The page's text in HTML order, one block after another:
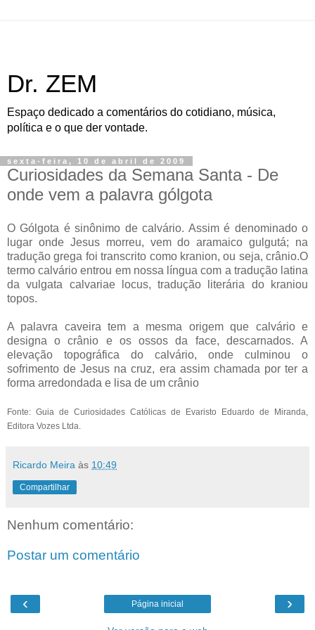
Dr. ZEM
Espaço dedicado a comentários do cotidiano, música,
política e o que der vontade.
sexta-feira, 10 de abril de 2009
Curiosidades da Semana Santa - De
onde vem a palavra gólgota
O Gólgota é sinônimo de calvário. Assim é denominado o
lugar onde Jesus morreu, vem do aramaico gulgutá; na
tradução grega foi transcrito como kranion, ou seja, crânio.O
termo calvário entrou em nossa língua com a tradução latina
da vulgata calvariae locus, tradução literária do kraniou
topos.
A palavra caveira tem a mesma origem que calvário e
designa o crânio e os ossos da face, descarnados. A
elevação topográfica do calvário, onde culminou o
sofrimento de Jesus na cruz, era assim chamada por ter a
forma arredondada e lisa de um crânio
Fonte: Guia de Curiosidades Católicas de Evaristo Eduardo de Miranda,
Editora Vozes Ltda.
Ricardo Meira às 10:49
Compartilhar
Nenhum comentário:
Postar um comentário
‹ ›
Página inicial